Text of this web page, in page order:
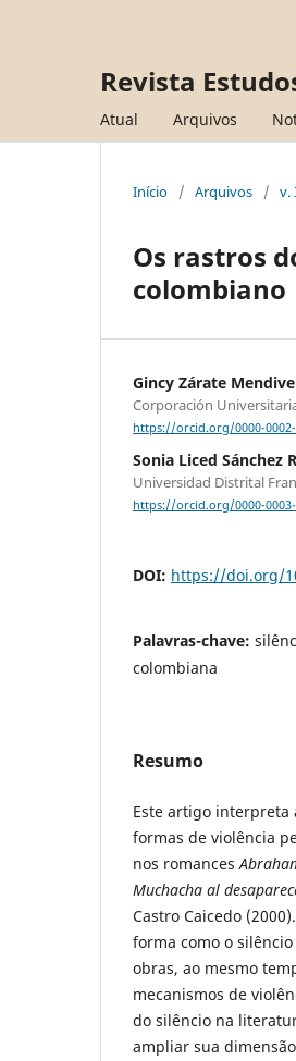
Revista
Atual Arquivos
Início / Arquivos / v.
Os rastros
colombiano
Gincy Zárate
Corporación
https://orcid.org/0000-0002-
Sonia Liced Sánchez
Universidad Distrital
https://orcid.org/0000-0003-
DOI: https://doi.org/
Palavras-chave:
colombiana
Resumo
Este artigo interpreta
formas de violência
nos romances
Muchacha al
Castro Caicedo
forma como o
obras, ao mesmo
mecanismos de
do silêncio na
ampliar sua